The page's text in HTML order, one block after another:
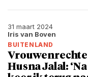
31 maart 2024
Iris van Boven
BUITENLAND
Husna Jalal: